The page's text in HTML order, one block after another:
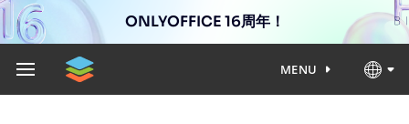
ONLYOFFICE 16周年！
MENU